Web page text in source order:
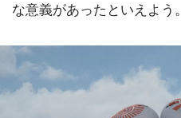
な意義があったといえよう。